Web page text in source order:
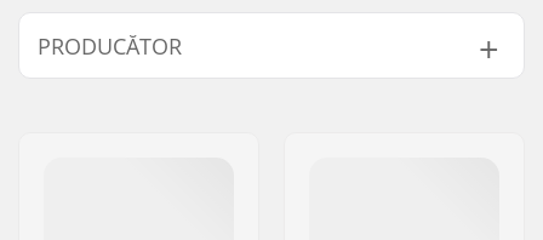
Copertă Superioară:
Piele sintetică
Șei:
Căptușeală Șa:
Slim
PRODUCĂTOR